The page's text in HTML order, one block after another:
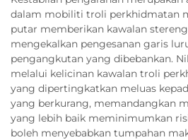
dalam mobiliti troli perkhidmatan
putar memberikan kawalan
mengekalkan pengesanan garis
pengangkutan yang dibebankan.
melalui kelicinan kawalan troli
yang dipertingkatkan meluas
yang berkurang, memandangkan
yang lebih baik meminimumkan
boleh menyebabkan tumpahan